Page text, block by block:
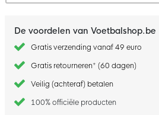
De voordelen van Voetbalshop.be
Gratis verzending vanaf 49 euro
Gratis retourneren* (60 dagen)
Veilig (achteraf) betalen
100% officiële producten